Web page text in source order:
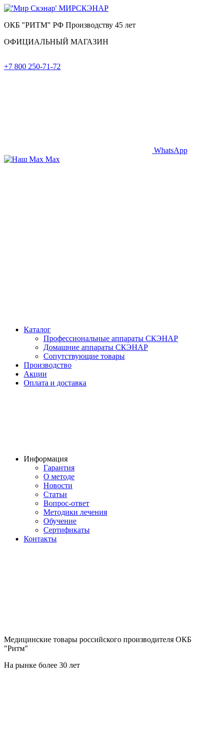
МИРСКЭНАР
ОКБ "РИТМ" РФ Производству 45 лет
ОФИЦИАЛЬНЫЙ МАГАЗИН
+7 800 250-71-72
WhatsApp
Max
Каталог
Профессиональные аппараты СКЭНАР
Домашние аппараты СКЭНАР
Сопутствующие товары
Производство
Акции
Оплата и доставка
Информация
Гарантия
О методе
Новости
Статьи
Вопрос-ответ
Методики лечения
Обучение
Сертификаты
Контакты
Медицинские товары российского производителя ОКБ
"Ритм"
На рынке более 30 лет